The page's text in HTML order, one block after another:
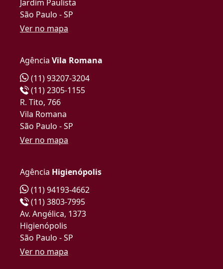
Jardim Paulista
São Paulo - SP
Ver no mapa
Agência Vila Romana
(11) 93207-3204
(11) 2305-1155
R. Tito, 766
Vila Romana
São Paulo - SP
Ver no mapa
Agência Higienópolis
(11) 94193-4662
(11) 3803-7995
Av. Angélica, 1373
Higienópolis
São Paulo - SP
Ver no mapa